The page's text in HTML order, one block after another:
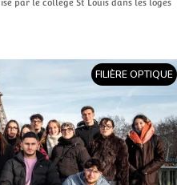
par le collège St Louis dans les loges
FILIÈRE OPTIQUE